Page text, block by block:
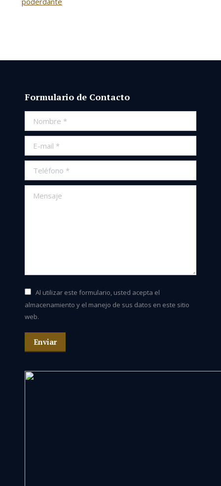
Formulario de Contacto
Nombre *
E-mail *
Teléfono *
Mensaje
Al utilizar este formulario, usted acepta el
almacenamiento y el manejo de sus datos en este sitio
web.
Enviar